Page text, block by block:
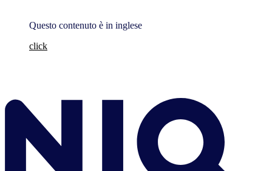
Questo contenuto è in inglese
click